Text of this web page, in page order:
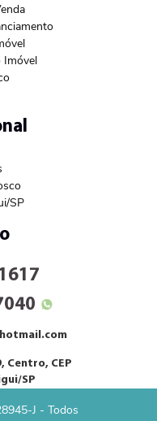
Imóvel
SP
Centro, CEP
SP
J - Todos